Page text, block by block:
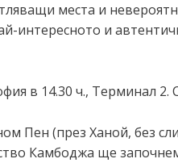
места и
интересното и
в 14.30 ч., Терминал 2.
Пен (през Ханой, без
Камбоджа ще